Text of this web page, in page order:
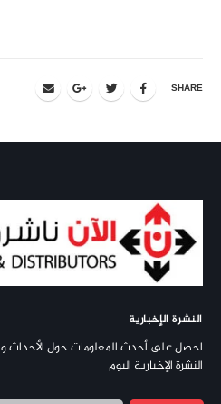
SHARE
النشرة الإخبارية
احصل على أحدث المعلومات حول الأحداث
النشرة الإخبارية اليوم